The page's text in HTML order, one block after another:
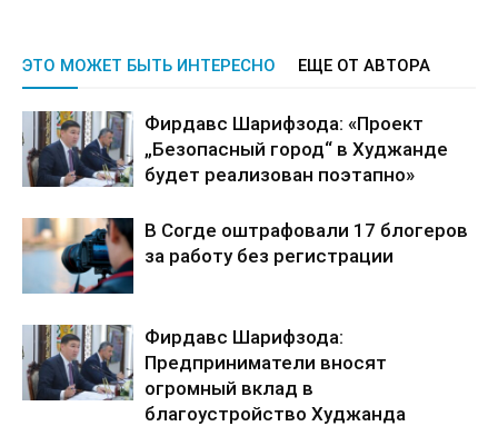
ЭТО МОЖЕТ БЫТЬ ИНТЕРЕСНО ЕЩЕ ОТ АВТОРА
Фирдавс Шарифзода: «Проект
„Безопасный город“ в Худжанде
будет реализован поэтапно»
В Согде оштрафовали 17 блогеров
за работу без регистрации
Фирдавс Шарифзода:
Предприниматели вносят
огромный вклад в
благоустройство Худжанда